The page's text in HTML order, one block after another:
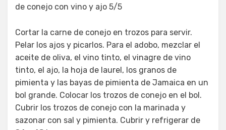
de conejo con vino y ajo 5/5
Cortar la carne de conejo en trozos para servir.
Pelar los ajos y picarlos. Para el adobo, mezclar el
aceite de oliva, el vino tinto, el vinagre de vino
tinto, el ajo, la hoja de laurel, los granos de
pimienta y las bayas de pimienta de Jamaica en un
bol grande. Colocar los trozos de conejo en el bol.
Cubrir los trozos de conejo con la marinada y
sazonar con sal y pimienta. Cubrir y refrigerar de